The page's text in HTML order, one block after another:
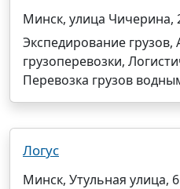
Минск, улица Чичерина,
Экспедирование
грузоперевозки,
Перевозка грузов
Логус
Минск, Утульная улица, 6